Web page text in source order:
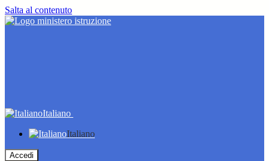
Salta al contenuto
Italiano
Italiano
Accedi